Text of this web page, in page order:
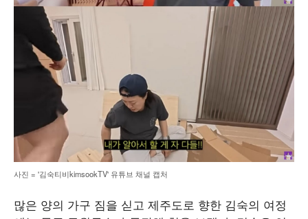
사진 = '김숙티비kimsookTV' 유튜브 채널 캡처
많은 양의 가구 짐을 싣고 제주도로 향한 김숙의 여정